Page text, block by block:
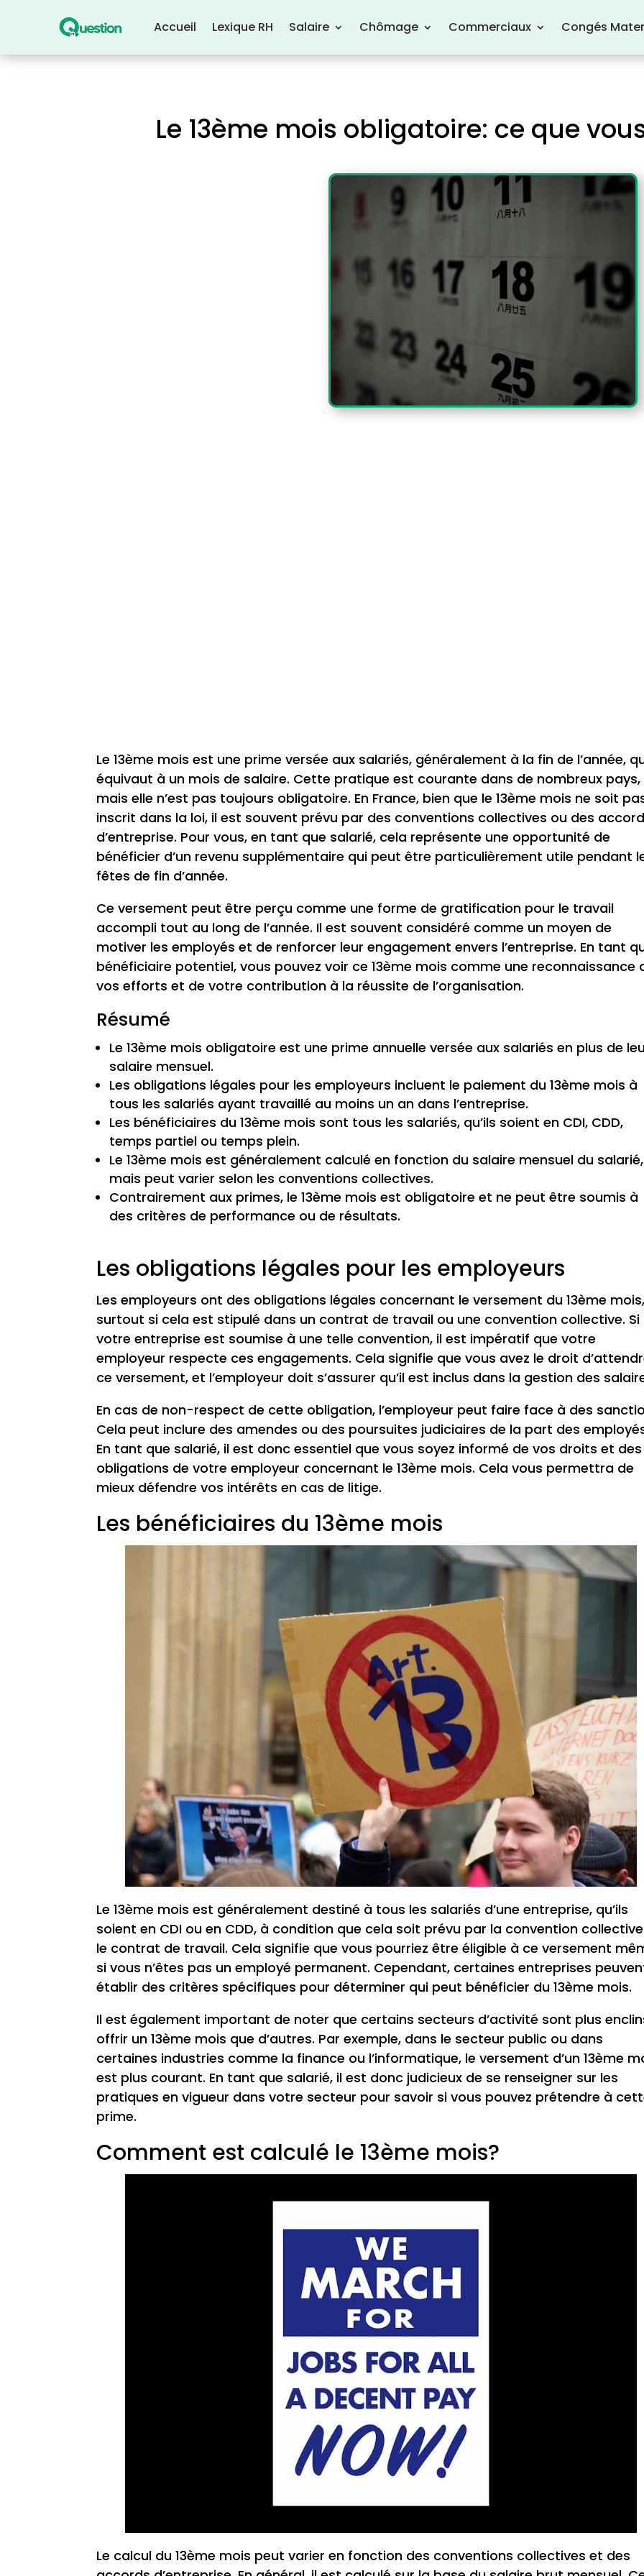
Accueil Lexique RH Salaire Chômage Commerciaux Congés
Le 13ème mois obligatoire: ce que
Le 13ème mois est une prime versée aux salariés, généralement à la fin de l’année,
équivaut à un mois de salaire. Cette pratique est courante dans de nombreux pays,
mais elle n’est pas toujours obligatoire. En France, bien que le 13ème mois ne soit
inscrit dans la loi, il est souvent prévu par des conventions collectives ou des
d’entreprise. Pour vous, en tant que salarié, cela représente une opportunité de
bénéficier d’un revenu supplémentaire qui peut être particulièrement utile pendant
fêtes de fin d’année.
Ce versement peut être perçu comme une forme de gratification pour le travail
accompli tout au long de l’année. Il est souvent considéré comme un moyen de
motiver les employés et de renforcer leur engagement envers l’entreprise. En tant
bénéficiaire potentiel, vous pouvez voir ce 13ème mois comme une reconnaissance
vos efforts et de votre contribution à la réussite de l’organisation.
Résumé
Le 13ème mois obligatoire est une prime annuelle versée aux salariés en plus de
salaire mensuel.
Les obligations légales pour les employeurs incluent le paiement du 13ème mois à
tous les salariés ayant travaillé au moins un an dans l’entreprise.
Les bénéficiaires du 13ème mois sont tous les salariés, qu’ils soient en CDI, CDD,
temps partiel ou temps plein.
Le 13ème mois est généralement calculé en fonction du salaire mensuel du salarié,
mais peut varier selon les conventions collectives.
Contrairement aux primes, le 13ème mois est obligatoire et ne peut être soumis à
des critères de performance ou de résultats.
Les obligations légales pour les employeurs
Les employeurs ont des obligations légales concernant le versement du 13ème
surtout si cela est stipulé dans un contrat de travail ou une convention collective. Si
votre entreprise est soumise à une telle convention, il est impératif que votre
employeur respecte ces engagements. Cela signifie que vous avez le droit
ce versement, et l’employeur doit s’assurer qu’il est inclus dans la gestion des
En cas de non-respect de cette obligation, l’employeur peut faire face à des
Cela peut inclure des amendes ou des poursuites judiciaires de la part des
En tant que salarié, il est donc essentiel que vous soyez informé de vos droits et des
obligations de votre employeur concernant le 13ème mois. Cela vous permettra de
mieux défendre vos intérêts en cas de litige.
Les bénéficiaires du 13ème mois
Le 13ème mois est généralement destiné à tous les salariés d’une entreprise, qu’ils
soient en CDI ou en CDD, à condition que cela soit prévu par la convention
le contrat de travail. Cela signifie que vous pourriez être éligible à ce versement
si vous n’êtes pas un employé permanent. Cependant, certaines entreprises
établir des critères spécifiques pour déterminer qui peut bénéficier du 13ème mois.
Il est également important de noter que certains secteurs d’activité sont plus
offrir un 13ème mois que d’autres. Par exemple, dans le secteur public ou dans
certaines industries comme la finance ou l’informatique, le versement d’un 13ème
est plus courant. En tant que salarié, il est donc judicieux de se renseigner sur les
pratiques en vigueur dans votre secteur pour savoir si vous pouvez prétendre à
prime.
Comment est calculé le 13ème mois?
Le calcul du 13ème mois peut varier en fonction des conventions collectives et des